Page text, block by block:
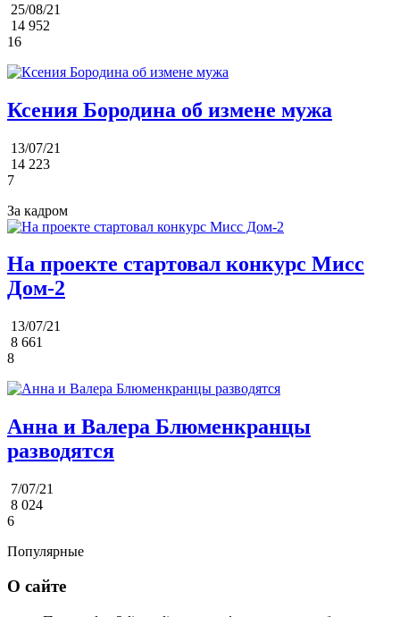
25/08/21
14 952
16
Ксения Бородина об измене мужа
13/07/21
14 223
7
За кадром
На проекте стартовал конкурс Мисс
Дом-2
13/07/21
8 661
8
Анна и Валера Блюменкранцы
разводятся
7/07/21
8 024
6
Популярные
О сайте